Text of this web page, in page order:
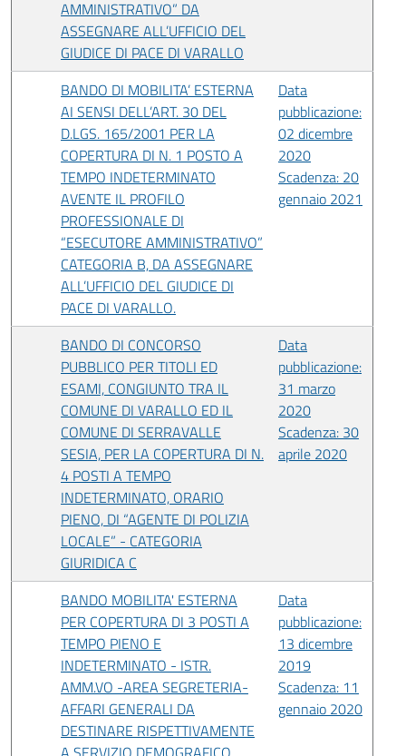
AMMINISTRATIVO” DA
ASSEGNARE ALL’UFFICIO DEL
GIUDICE DI PACE DI VARALLO
BANDO DI MOBILITA’ ESTERNA
AI SENSI DELL’ART. 30 DEL
D.LGS. 165/2001 PER LA
COPERTURA DI N. 1 POSTO A
TEMPO INDETERMINATO
AVENTE IL PROFILO
PROFESSIONALE DI
“ESECUTORE AMMINISTRATIVO”
CATEGORIA B, DA ASSEGNARE
ALL’UFFICIO DEL GIUDICE DI
PACE DI VARALLO.
Data
pubblicazione:
02 dicembre
2020
Scadenza: 20
gennaio 2021
BANDO DI CONCORSO
PUBBLICO PER TITOLI ED
ESAMI, CONGIUNTO TRA IL
COMUNE DI VARALLO ED IL
COMUNE DI SERRAVALLE
SESIA, PER LA COPERTURA DI N.
4 POSTI A TEMPO
INDETERMINATO, ORARIO
PIENO, DI “AGENTE DI POLIZIA
LOCALE” - CATEGORIA
GIURIDICA C
Data
pubblicazione:
31 marzo
2020
Scadenza: 30
aprile 2020
BANDO MOBILITA' ESTERNA
PER COPERTURA DI 3 POSTI A
TEMPO PIENO E
INDETERMINATO - ISTR.
AMM.VO -AREA SEGRETERIA-
AFFARI GENERALI DA
DESTINARE RISPETTIVAMENTE
Data
pubblicazione:
13 dicembre
2019
Scadenza: 11
gennaio 2020